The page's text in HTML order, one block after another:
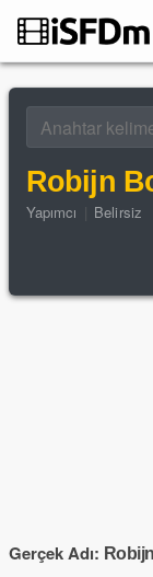
Robijn
Yapımcı Belirsiz
Gerçek Adı: